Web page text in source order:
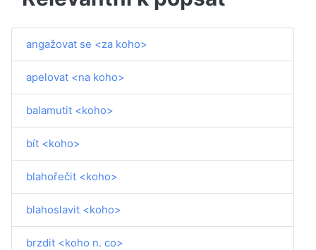
angažovat se <za koho>
apelovat <na koho>
balamutit <koho>
bít <koho>
blahořečit <koho>
blahoslavit <koho>
brzdit <koho n. co>